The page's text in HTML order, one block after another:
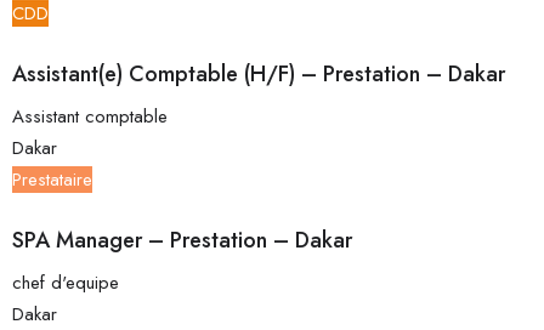
CDD
Assistant(e) Comptable (H/F) – Prestation – Dakar
Assistant comptable
Dakar
Prestataire
SPA Manager – Prestation – Dakar
chef d'equipe
Dakar